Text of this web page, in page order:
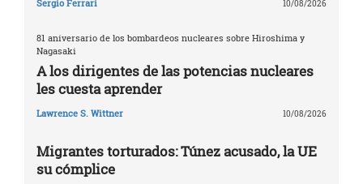
Sergio Ferrari 10/08/2026
81 aniversario de los bombardeos nucleares sobre Hiroshima y
Nagasaki
A los dirigentes de las potencias nucleares
les cuesta aprender
Lawrence S. Wittner 10/08/2026
Migrantes torturados: Túnez acusado, la UE
su cómplice